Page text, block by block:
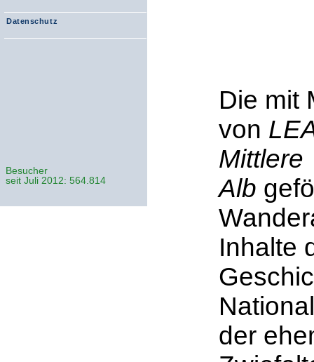
Die mit
von
Mittlere
Alb
Inhalte
der
Datenschutz
Besucher
seit Juli 2012: 564.814